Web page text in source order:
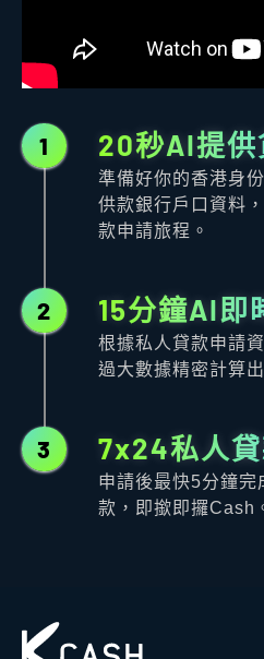
1 20秒AI提供
準備好你的香港身
供款銀行戶口資料
款申請旅程。
2 15分鐘AI即
根據私人貸款申請
過大數據精密計算
3 7x24私人
申請後最快5分鐘完
款，即撳即攞Cash